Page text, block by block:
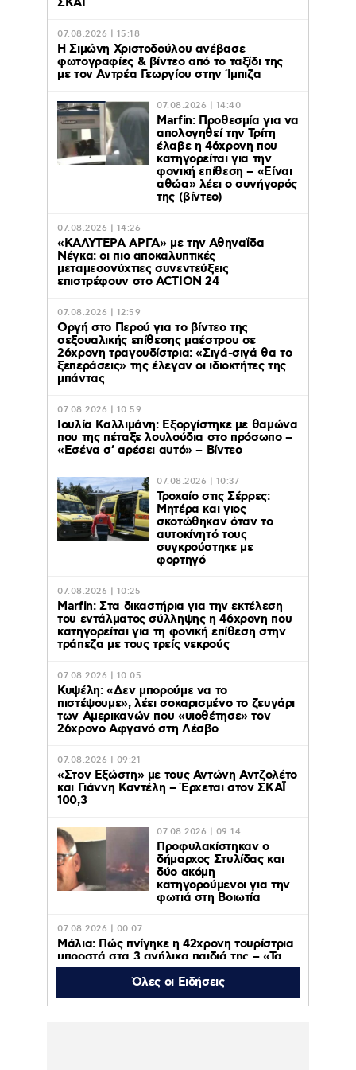
ΣΚΑΪ
07.08.2026 | 15:18
Η Σιμώνη Χριστοδούλου ανέβασε
φωτογραφίες & βίντεο από το ταξίδι της
με τον Αντρέα Γεωργίου στην Ίμπιζα
07.08.2026 | 14:40
Marfin: Προθεσμία για να
απολογηθεί την Τρίτη
έλαβε η 46χρονη που
κατηγορείται για την
φονική επίθεση – «Είναι
αθώα» λέει ο συνήγορός
της (βίντεο)
07.08.2026 | 14:26
«ΚΑΛΥΤΕΡΑ ΑΡΓΑ» με την Αθηναΐδα
Νέγκα: οι πιο αποκαλυπτικές
μεταμεσονύχτιες συνεντεύξεις
επιστρέφουν στο ACTION 24
07.08.2026 | 12:59
Οργή στο Περού για το βίντεο της
σεξουαλικής επίθεσης μαέστρου σε
26χρονη τραγουδίστρια: «Σιγά-σιγά θα το
ξεπεράσεις» της έλεγαν οι ιδιοκτήτες της
μπάντας
07.08.2026 | 10:59
Ιουλία Καλλιμάνη: Εξοργίστηκε με θαμώνα
που της πέταξε λουλούδια στο πρόσωπο –
«Εσένα σ’ αρέσει αυτό» – Βίντεο
07.08.2026 | 10:37
Τροχαίο στις Σέρρες:
Μητέρα και γιος
σκοτώθηκαν όταν το
αυτοκίνητό τους
συγκρούστηκε με
φορτηγό
07.08.2026 | 10:25
Marfin: Στα δικαστήρια για την εκτέλεση
του εντάλματος σύλληψης η 46χρονη που
κατηγορείται για τη φονική επίθεση στην
τράπεζα με τους τρείς νεκρούς
07.08.2026 | 10:05
Κυψέλη: «Δεν μπορούμε να το
πιστέψουμε», λέει σοκαρισμένο το ζευγάρι
των Αμερικανών που «υιοθέτησε» τον
26χρονο Αφγανό στη Λέσβο
07.08.2026 | 09:21
«Στον Εξώστη» με τους Αντώνη Αντζολέτο
και Γιάννη Καντέλη – Έρχεται στον ΣΚΑΪ
100,3
07.08.2026 | 09:14
Προφυλακίστηκαν ο
δήμαρχος Στυλίδας και
δύο ακόμη
κατηγορούμενοι για την
φωτιά στη Βοιωτία
07.08.2026 | 00:07
Μάλια: Πώς πνίγηκε η 42χρονη τουρίστρια
μπροστά στα 3 ανήλικα παιδιά της – «Τα
παιδιά φώναζαν και έκλαιγαν, ήταν σε
κατάσταση πανικού»Όλες οι Ειδήσεις